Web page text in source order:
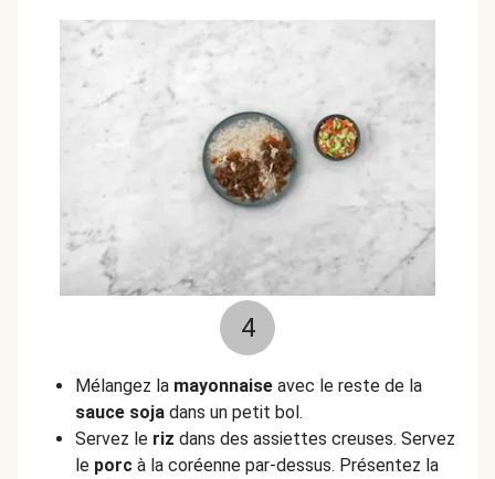
4
Mélangez la mayonnaise avec le reste de la
sauce soja dans un petit bol.
Servez le riz dans des assiettes creuses. Servez
le porc à la coréenne par-dessus. Présentez la